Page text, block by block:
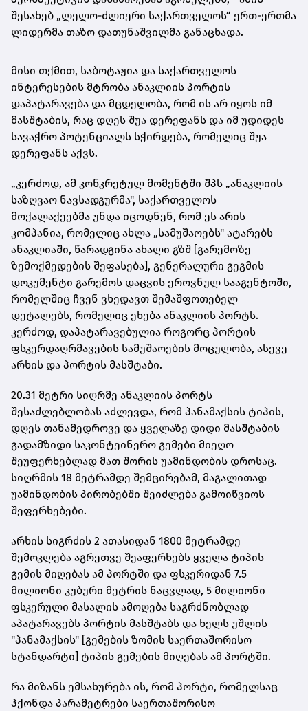
შესახებ „ლელო-ძლიერი საქართველოს“ ერთ-ერთმა
ლიდერმა თაზო დათუნაშვილმა განაცხადა.
მისი თქმით, საბოტაჟია და საქართველოს
ინტერესების მტრობა ანაკლიის პორტის
დაპატარავება და მცდელობა, რომ ის არ იყოს იმ
მასშტაბის, რაც დღეს შუა დერეფანს და იმ უდიდეს
სავაჭრო პოტენციალს სჭირდება, რომელიც შუა
დერეფანს აქვს.
„კერძოდ, ამ კონკრეტულ მომენტში შპს „ანაკლიის
საზღვაო ნავსადგურმა", საქართველოს
მოქალაქეებმა უნდა იცოდნენ, რომ ეს არის
კომპანია, რომელიც ახლა „სამუშაოებს" ატარებს
ანაკლიაში, წარადგინა ახალი გზშ [გარემოზე
ზემოქმედების შეფასება], გენერალური გეგმის
დოკუმენტი გარემოს დაცვის ეროვნულ სააგენტოში,
რომელშიც ჩვენ ვხედავთ შემაშფოთებელ
დეტალებს, რომელიც ეხება ანაკლიის პორტს.
კერძოდ, დაპატარავებულია როგორც პორტის
ფსკერდაღრმავების სამუშაოების მოცულობა, ასევე
არხის და პორტის მასშტაბი.
20.31 მეტრი სიღრმე ანაკლიის პორტს
შესაძლებლობას აძლევდა, რომ პანამაქსის ტიპის,
დღეს თანამედროვე და ყველაზე დიდი მასშტაბის
გადამზიდი საკონტეინერო გემები მიეღო
შეუფერხებლად მათ შორის უამინდობის დროსაც.
სიღრმის 18 მეტრამდე შემცირებამ, მაგალითად
უამინდობის პირობებში შეიძლება გამოიწვიოს
შეფერხებები.
არხის სიგრძის 2 ათასიდან 1800 მეტრამდე
შემოკლება აგრეთვე შეაფერხებს ყველა ტიპის
გემის მიღებას ამ პორტში და ფსკერიდან 7.5
მილიონი კუბური მეტრის ნაცვლად, 5 მილიონი
ფსკერული მასალის ამოღება საგრძნობლად
აპატარავებს პორტის მასშტაბს და ხელს უშლის
"პანამაქსის" [გემების ზომის საერთაშორისო
სტანდარტი] ტიპის გემების მიღებას ამ პორტში.
რა მიზანს ემსახურება ის, რომ პორტი, რომელსაც
ჰქონდა პარამეტრები საერთაშორისო